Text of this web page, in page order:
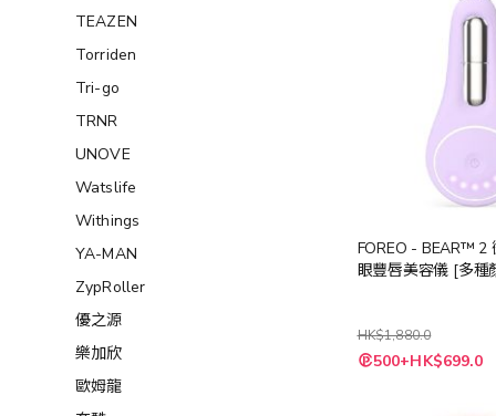
FOREO - BEAR™ 2
眼豐唇美容儀 [多種
HK$1,880.0
500+HK$699.0
TEAZEN
Torriden
Tri-go
TRNR
UNOVE
Watslife
Withings
YA-MAN
ZypRoller
優之源
樂加欣
歐姆龍